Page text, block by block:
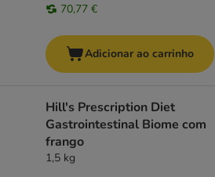
70,77 €
Adicionar ao carrinho
Hill's Prescription Diet
Gastrointestinal Biome com
frango
1,5 kg